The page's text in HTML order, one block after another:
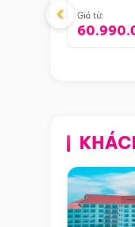
Giá từ:
‹